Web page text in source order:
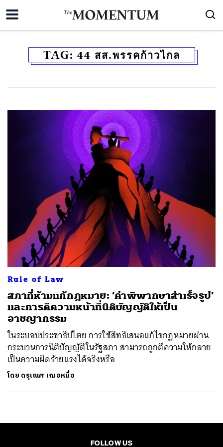
TAG: 44 สส.พรรคก้าวไกล
Rule of Law
สภาที่ห้ามแก้กฎหมาย: ‘คำพิพากษาสำเร็จรูป’
และการตีความหน้าที่นิติบัญญัติให้เป็น
อาชญากรรม
ในระบอบประชาธิปไตย การใช้สิทธิเสนอแก้ไขกฎหมายผ่าน
กระบวนการนิติบัญญัติในรัฐสภา สามารถถูกตีความให้กลาย
เป็นความผิดร้ายแรงได้จริงหรือ
โดย ดรุเณศ เฌอหมื่อ
FOLLOW US
ค้นหา
SHARE TWEET LINE EMAIL